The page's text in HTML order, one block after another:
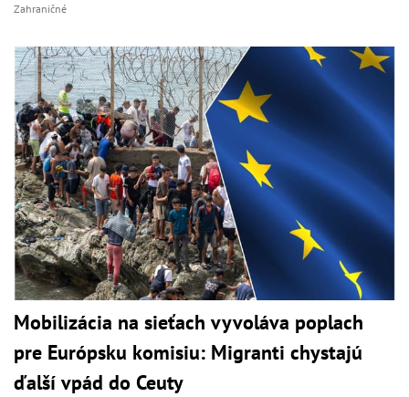
Zahraničné
Mobilizácia na sieťach vyvoláva poplach
pre Európsku komisiu: Migranti chystajú
ďalší vpád do Ceuty